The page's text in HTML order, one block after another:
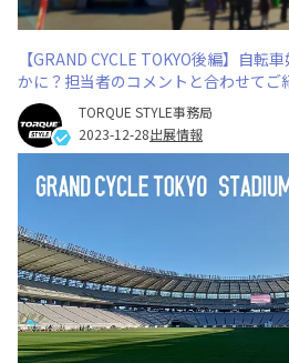
【GRAND CYCLE TOKYO後編】自転
かに？担当者のコメントと合わせてご
TORQUE STYLE事務局
2023-12-28出展情報